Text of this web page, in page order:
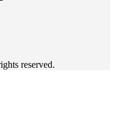
reserved.